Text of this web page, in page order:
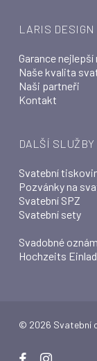
LARIS DESIGN
Garance nejlepší
Naše kvalita
Naši partneři
Kontakt
DALŠÍ SLUŽBY
Svatební
Pozvánky na
Svatební SPZ
Svatební sety
Svadobné
Hochzeits
© 2026 Svatební